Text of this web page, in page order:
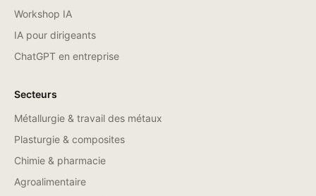
Workshop IA
IA pour dirigeants
ChatGPT en entreprise
Secteurs
Métallurgie & travail des métaux
Plasturgie & composites
Chimie & pharmacie
Agroalimentaire